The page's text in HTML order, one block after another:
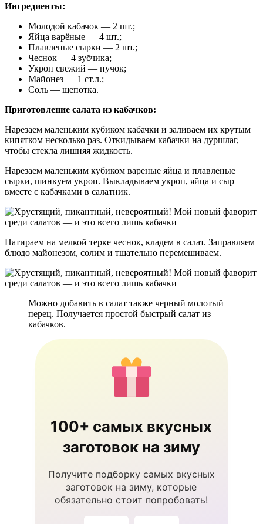
Ингредиенты:
Молодой кабачок — 2 шт.;
Яйца варёные — 4 шт.;
Плавленые сырки — 2 шт.;
Чеснок — 4 зубчика;
Укроп свежий — пучок;
Майонез — 1 ст.л.;
Соль — щепотка.
Приготовление салата из кабачков:
Нарезаем маленьким кубиком кабачки и заливаем их крутым
кипятком несколько раз. Откидываем кабачки на дуршлаг,
чтобы стекла лишняя жидкость.
Нарезаем маленьким кубиком вареные яйца и плавленые
сырки, шинкуем укроп. Выкладываем укроп, яйца и сыр
вместе с кабачками в салатник.
Натираем на мелкой терке чеснок, кладем в салат. Заправляем
блюдо майонезом, солим и тщательно перемешиваем.
Можно добавить в салат также черный молотый
перец. Получается простой быстрый салат из
кабачков.
100+ самых вкусных
заготовок на зиму
Получите подборку самых вкусных
заготовок на зиму, которые
обязательно стоит попробовать!